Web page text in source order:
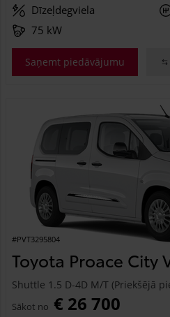
Dīzeļdegviela
75 kW
Saņemt piedāvājumu
#PVT3295804
Toyota Proace City
Shuttle 1.5 D-4D M/T (Priekšējā
Sākot no € 26 700